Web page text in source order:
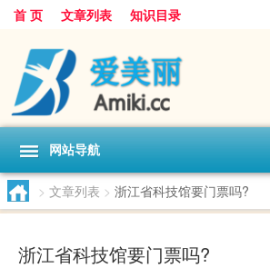
首 页 文章列表 知识目录
网站导航
> 文章列表 > 浙江省科技馆要门票吗?
浙江省科技馆要门票吗?